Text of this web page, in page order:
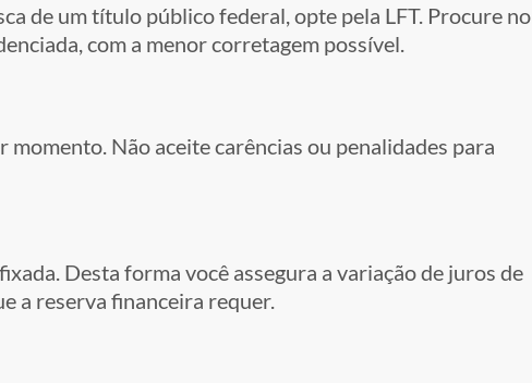
de um título público federal, opte pela LFT. Procure no
com a menor corretagem possível.
Não aceite carências ou penalidades para
Desta forma você assegura a variação de juros de
a reserva financeira requer.